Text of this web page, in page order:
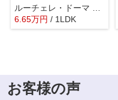
6.65万円 / 1LDK
お客様の声